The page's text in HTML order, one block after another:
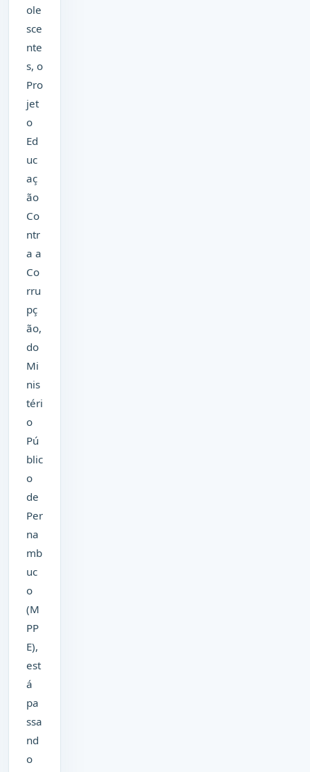
ole
sce
nte
s, o
Pro
jet
o
Ed
uc
aç
ão
Co
ntr
a a
Co
rru
pç
ão,
do
Mi
nis
téri
o
Pú
blic
o
de
Per
na
mb
uc
o
(M
PP
E),
est
á
pa
ssa
nd
o